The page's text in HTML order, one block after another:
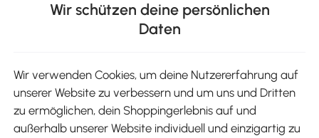
Aosom-App
Wir schützen deine persönlichen
Daten
Wir verwenden Cookies, um deine Nutzererfahrung auf
unserer Website zu verbessern und um uns und Dritten
zu ermöglichen, dein Shoppingerlebnis auf und
außerhalb unserer Website individuell und einzigartig zu